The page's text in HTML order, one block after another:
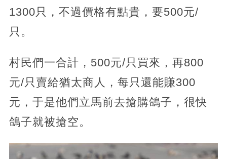
1300只，不過價格有點貴，要500元/
只。
村民們一合計，500元/只買來，再800
元/只賣給猶太商人，每只還能賺300
元，于是他們立馬前去搶購鴿子，很快
鴿子就被搶空。